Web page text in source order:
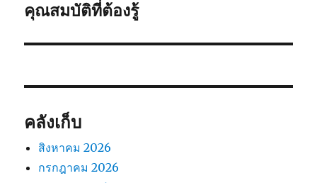
ต่อ
คุณสมบัติที่ต้องรู้
คลังเก็บ
สิงหาคม 2026
กรกฎาคม 2026